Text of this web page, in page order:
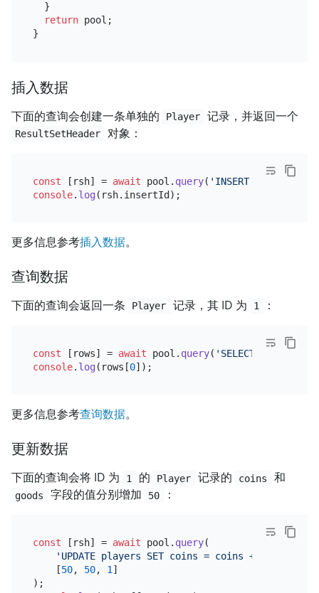
  }
return pool;
插入数据
下面的查询会创建一条单独的 Player 记录，并返回一个
ResultSetHeader 对象：
const [rsh] = await pool. query( 'INSERT INTO
console. log(rsh. insertId
更多信息参考插入数据。
查询数据
下面的查询会返回一条 Player 记录，其 ID 为 1 ：
const [rows] = await pool. query( 'SELECT id, coins,
console. log(rows[0
更多信息参考查询数据。
更新数据
下面的查询会将 ID 为 1 的 Player 记录的 coins 和
goods 字段的值分别增加 50 ：
const [rsh] = await pool. query(
'UPDATE players SET coins = coins + ?, goods
    [
50, 50, 1 ]